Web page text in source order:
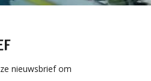
nieuwsbrief om